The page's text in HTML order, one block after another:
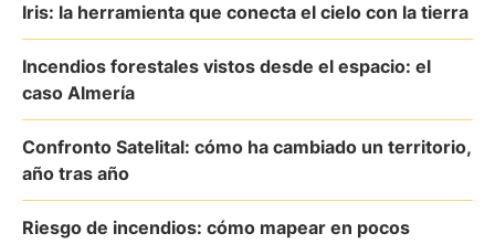
Iris: la herramienta que conecta el cielo con la tierra
Incendios forestales vistos desde el espacio: el
caso Almería
Confronto Satelital: cómo ha cambiado un territorio,
año tras año
Riesgo de incendios: cómo mapear en pocos